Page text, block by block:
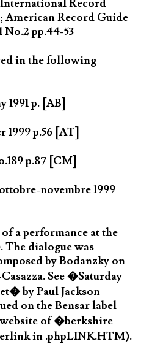
International Record
American Record Guide
pp.44-53
in the following
p. [AB]
1999 p.56 [AT]
p.87 [CM]
novembre 1999
a performance at the
The dialogue was
by Bodanzky on
See �Saturday
by Paul Jackson
on the Bensar label
of �berkshire
in .phpLINK.HTM).